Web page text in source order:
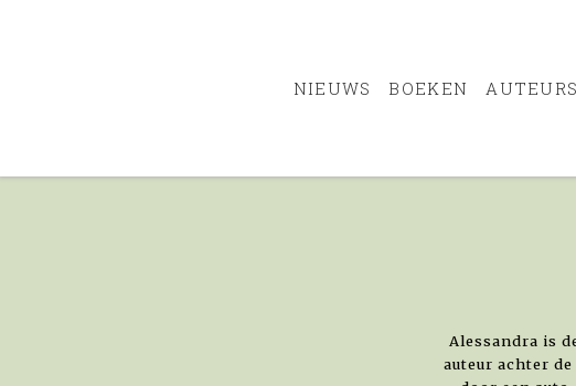
NIEUWS BOEKEN AUTEURS
Alessandra is
auteur achter